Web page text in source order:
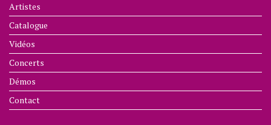
Artistes
Catalogue
Vidéos
Concerts
Démos
Contact